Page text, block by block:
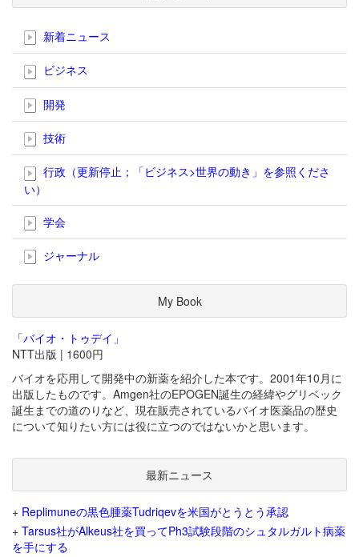
新着ニュース
ビジネス
開発
技術
行政（更新停止；「ビジネス>世界の動き」を参照くださ
い）
学会
ジャーナル
My Book
「バイオ・トゥデイ」
NTT出版 | 1600円
バイオを応用して開発中の新薬を紹介した本です。2001年10月に
出版したものです。Amgen社のEPOGEN誕生の経緯やグリベック
誕生までの道のりなど、現在販売されているバイオ医薬品の歴史
について知りたい方には役に立つのではないかと思います。
最新ニュース
+ Replimuneの黒色腫薬Tudriqevを米国がとうとう承認
+ Tarsus社がAlkeus社を買ってPh3試験段階のシュタルガルト病薬
を手にする